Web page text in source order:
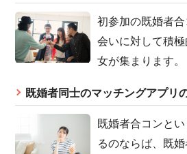
初参加の既婚者
会いに対して積
女が集まります。
既婚者同士のマッチングアプリ
既婚者合コンと
るのならば、既